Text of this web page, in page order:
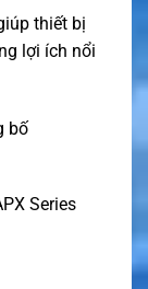
thiết bị
lợi ích nổi
bố
Series